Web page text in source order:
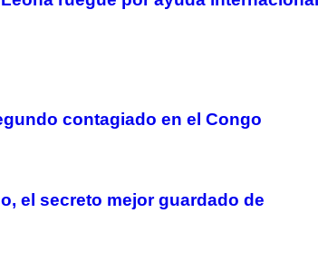
contagiado en el Congo
el secreto mejor guardado de